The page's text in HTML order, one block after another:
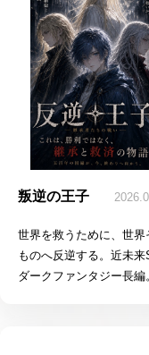
叛逆の王子
世界を救うために、世界
ものへ反逆する。近未来
ダークファンタジー長編